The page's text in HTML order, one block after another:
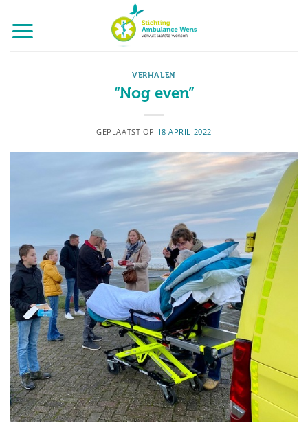
naar
inhoud
VERHALEN
“Nog even”
GEPLAATST OP 18 APRIL 2022